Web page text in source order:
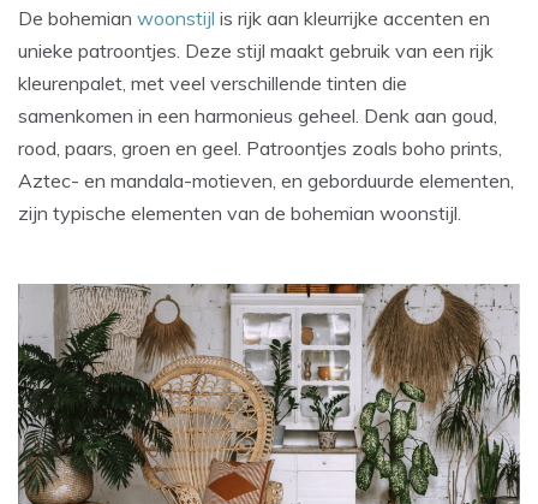
De bohemian woonstijl is rijk aan kleurrijke accenten en
unieke patroontjes. Deze stijl maakt gebruik van een rijk
kleurenpalet, met veel verschillende tinten die
samenkomen in een harmonieus geheel. Denk aan goud,
rood, paars, groen en geel. Patroontjes zoals boho prints,
Aztec- en mandala-motieven, en geborduurde elementen,
zijn typische elementen van de bohemian woonstijl.